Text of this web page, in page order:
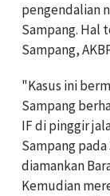
pengendalian
Sampang. Hal
Sampang,
"Kasus ini
Sampang
IF di pinggir
Sampang pada
diamankan
Kemudian